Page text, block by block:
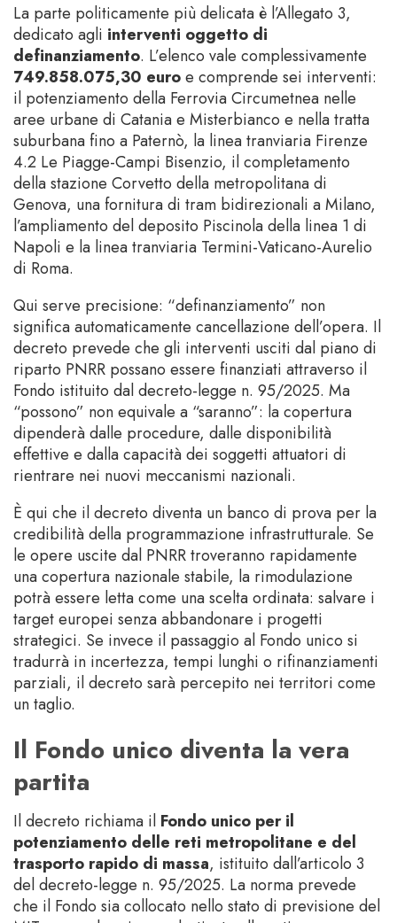
La parte politicamente più delicata è l’Allegato 3,
dedicato agli interventi oggetto di
definanziamento. L’elenco vale complessivamente
749.858.075,30 euroe comprende sei interventi:
il potenziamento della Ferrovia Circumetnea nelle
aree urbane di Catania e Misterbianco e nella tratta
suburbana fino a Paternò, la linea tranviaria Firenze
4.2 Le Piagge-Campi Bisenzio, il completamento
della stazione Corvetto della metropolitana di
Genova, una fornitura di tram bidirezionali a Milano,
l’ampliamento del deposito Piscinola della linea 1 di
Napoli e la linea tranviaria Termini-Vaticano-Aurelio
di Roma.
Qui serve precisione: “definanziamento” non
significa automaticamente cancellazione dell’opera. Il
decreto prevede che gli interventi usciti dal piano di
riparto PNRR possano essere finanziati attraverso il
Fondo istituito dal decreto-legge n. 95/2025. Ma
“possono” non equivale a “saranno”: la copertura
dipenderà dalle procedure, dalle disponibilità
effettive e dalla capacità dei soggetti attuatori di
rientrare nei nuovi meccanismi nazionali.
È qui che il decreto diventa un banco di prova per la
credibilità della programmazione infrastrutturale. Se
le opere uscite dal PNRR troveranno rapidamente
una copertura nazionale stabile, la rimodulazione
potrà essere letta come una scelta ordinata: salvare i
target europei senza abbandonare i progetti
strategici. Se invece il passaggio al Fondo unico si
tradurrà in incertezza, tempi lunghi o rifinanziamenti
parziali, il decreto sarà percepito nei territori come
un taglio.
Il Fondo unico diventa la vera
partita
Il decreto richiama il Fondo unico per il
potenziamento delle reti metropolitane e del
trasporto rapido di massa, istituito dall’articolo 3
del decreto-legge n. 95/2025. La norma prevede
che il Fondo sia collocato nello stato di previsione del